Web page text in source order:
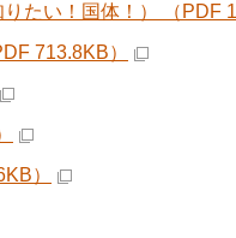
たい！国体！） （PDF
713.8KB）
）